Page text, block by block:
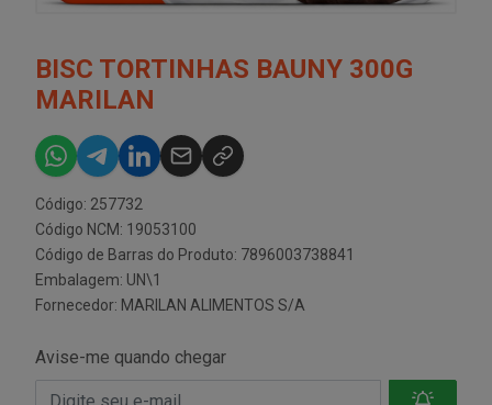
BISC TORTINHAS BAUNY 300G
MARILAN
Código: 257732
Código NCM: 19053100
Código de Barras do Produto: 7896003738841
Embalagem: UN\1
Fornecedor: MARILAN ALIMENTOS S/A
Avise-me quando chegar